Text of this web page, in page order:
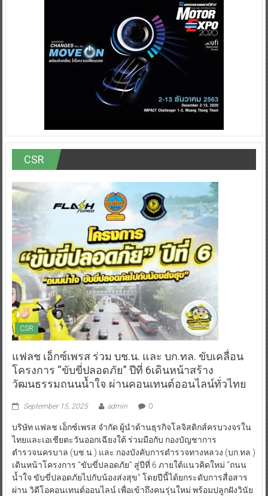
CSR
CSR
แฟลช เอ็กซ์เพรส ร่วม บช.น. และ บก.ทล. ขับเคลื่อน
โครงการ “ขับขี่ปลอดภัย” ปีที่ 6เดินหน้าสร้าง
วัฒนธรรมถนนน้ำใจ ผ่านคอนเทนต์ออนไลน์ทั่วไทย
September 15, 2025 admin 0
บริษัท แฟลช เอ็กซ์เพรส จำกัด ผู้นำด้านธุรกิจโลจิสติกส์ครบวงจรใน
ไทยและเอเชียตะวันออกเฉียงใต้ ร่วมมือกับ กองบัญชาการ
ตำรวจนครบาล (บช.น.) และ กองบังคับการตำรวจทางหลวง (บก.ทล.)
เดินหน้าโครงการ “ขับขี่ปลอดภัย” สู่ปีที่ 6 ภายใต้แนวคิดใหม่ “ถนน
น้ำใจ ขับขี่ปลอดภัยไปกับน้องส่งสุข” โดยปีนี้ได้ยกระดับการสื่อสาร
ผ่าน วิดีโอคอนเทนต์ออนไลน์ เพื่อเข้าถึงคนรุ่นใหม่ พร้อมปลูกฝังวินัย